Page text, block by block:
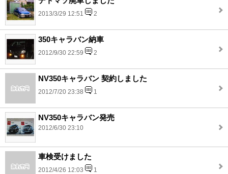
2013/3/29 12:51 2
350キャラバン納車
2012/9/30 22:59 2
NV350キャラバン 契約しました
2012/7/20 23:38 1
NV350キャラバン発売
2012/6/30 23:10
車検受けました
2012/4/26 12:03 1